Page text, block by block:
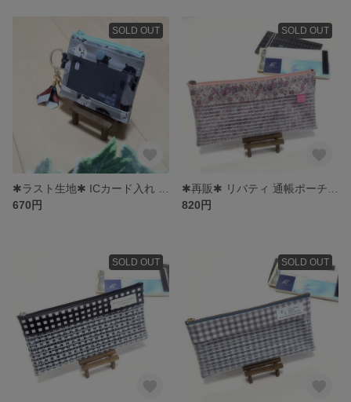
SOLD OUT
670円
SOLD OUT
820円
SOLD OUT SOLD OUT